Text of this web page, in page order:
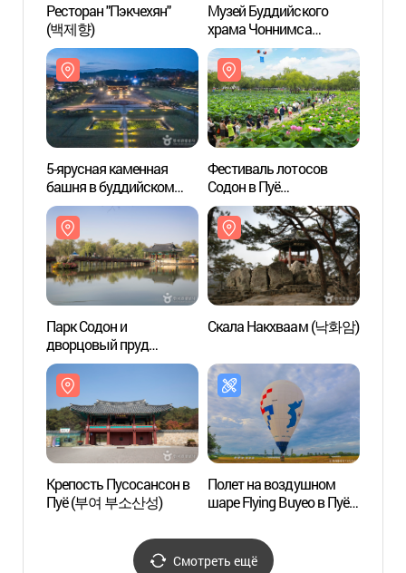
Ресторан "Пэкчехян"
(백제향)
Музей Буддийского
храма Чоннимса
(정림사지박물관)
5-ярусная каменная
башня в буддийском
храме Чоннимса в Пуё
[Всемирное наследние
ЮНЕСКО] (부여 정림사지
오층석탑 [유네스코
세계유산])
Фестиваль лотосов
Содон в Пуё
(부여서동연꽃축제)
Парк Содон и
дворцовый пруд
Куннамчжи (서동공원과
궁남지)
Скала Накхваам (낙화암)
Крепость Пусосансон в
Пуё (부여 부소산성)
Полет на воздушном
шаре Flying Buyeo в Пуё
Смотреть ещё